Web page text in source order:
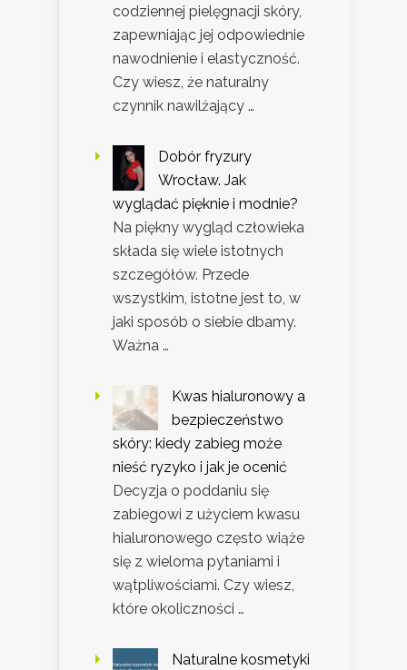
codziennej pielęgnacji skóry,
zapewniając jej odpowiednie
nawodnienie i elastyczność.
Czy wiesz, że naturalny
czynnik nawilżający …
Dobór fryzury
Wrocław. Jak
wyglądać pięknie i modnie?
Na piękny wygląd człowieka
składa się wiele istotnych
szczegółów. Przede
wszystkim, istotne jest to, w
jaki sposób o siebie dbamy.
Ważna …
Kwas hialuronowy a
bezpieczeństwo
skóry: kiedy zabieg może
nieść ryzyko i jak je ocenić
Decyzja o poddaniu się
zabiegowi z użyciem kwasu
hialuronowego często wiąże
się z wieloma pytaniami i
wątpliwościami. Czy wiesz,
które okoliczności …
Naturalne kosmetyki